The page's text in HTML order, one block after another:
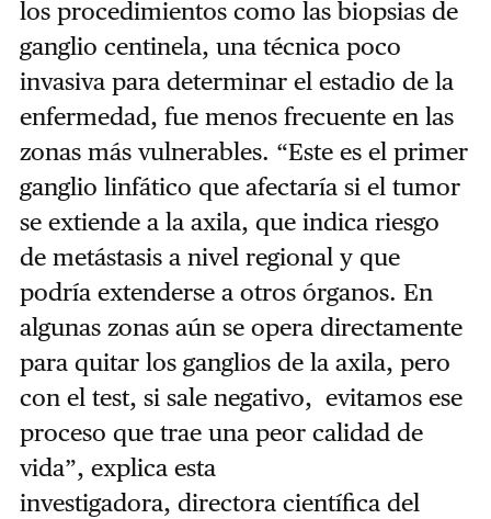
los procedimientos como las biopsias de
ganglio centinela, una técnica poco
invasiva para determinar el estadio de la
enfermedad, fue menos frecuente en las
zonas más vulnerables. “Este es el primer
ganglio linfático que afectaría si el tumor
se extiende a la axila, que indica riesgo
de metástasis a nivel regional y que
podría extenderse a otros órganos. En
algunas zonas aún se opera directamente
para quitar los ganglios de la axila, pero
con el test, si sale negativo, evitamos ese
proceso que trae una peor calidad de
vida”, explica esta
investigadora, directora científica del